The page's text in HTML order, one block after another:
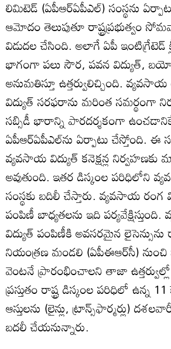
లిమిటెడ్‌ (ఏపీఆర్‌ఏపీఎల్‌) సంస్థను
ఆమోదం తెలుపుతూ రాష్ట్రప్రభుత్వం
విడుదల చేసింది. అలాగే ఏపీ ఇంటిగ్రేటెడ్‌
భాగంగా పలు సౌర, పవన విద్యుత్‌,
అనుమతిస్తూ ఉత్తర్వులిచ్చింది.
విద్యుత్‌ సరఫరాను మరింత సమర్థంగా
సబ్సిడీ భారాన్ని పారదర్శకంగా ఉంచడానికే
ఏపీఆర్‌ఏపీఎల్‌ను ఏర్పాటు చేస్తోంది. ఈ
వ్యవసాయ విద్యుత్‌ కనెక్షన్ల
అవుతుంది. ఇతర డిస్కంల పరిధిలోని
సంస్థకు బదిలీ చేస్తారు. వ్యవసాయ రంగ
పంపిణీ బాధ్యతలను ఇది
విద్యుత్‌ పంపిణీకి అవసరమైన లైసెన్సును
నియంత్రణ మండలి (ఏపీఈఆర్‌సీ) నుంచి
వెంటనే ప్రారంభించాలని తాజా
ప్రస్తుతం రాష్ట్ర డిస్కంల పరిధిలో ఉన్న
ఆస్తులను (లైన్లు, ట్రాన్స్‌ఫార్మర్లు)
బదలీ చేయనున్నారు.